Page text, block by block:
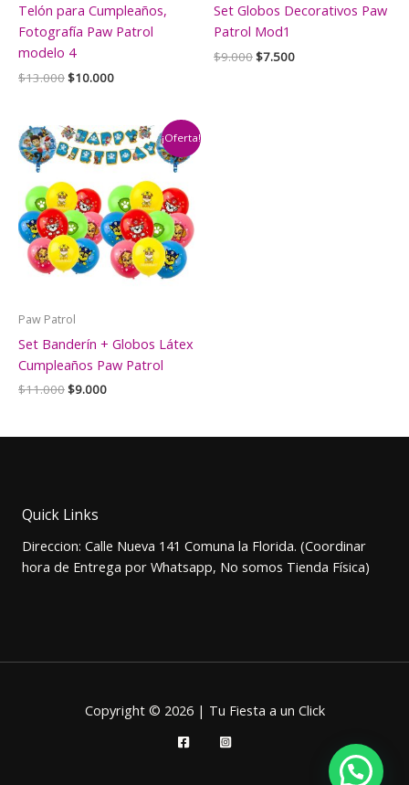
Telón para Cumpleaños,
Fotografía Paw Patrol
modelo 4
$13.000El
era:
$13.000.
$10.000El
$10.000.
Set Globos Decorativos Paw
Patrol Mod1
$9.000El
$7.500El
¡Oferta!
Paw Patrol
Set Banderín + Globos Látex
Cumpleaños Paw Patrol
$11.000El
era:
$9.000El
es:
Quick Links
Direccion: Calle Nueva 141 Comuna la Florida. (Coordinar
hora de Entrega por Whatsapp, No somos Tienda Física)
Copyright © 2026 | Tu Fiesta a un Click